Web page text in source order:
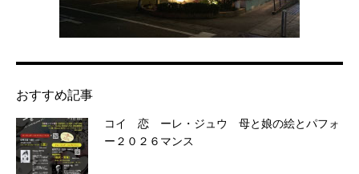
おすすめ記事
コイ 恋 ーレ・ジュウ 母と娘の絵とパフォ
ー２０２６マンス